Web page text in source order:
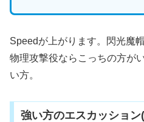
Speedが上がります。閃光魔
物理攻撃役ならこっちの方が
い方。
強い方のエスカッション